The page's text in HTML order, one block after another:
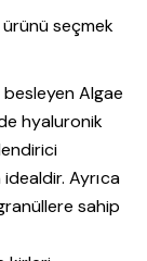
seçmek
Algae
hyaluronik
Ayrıca
sahip